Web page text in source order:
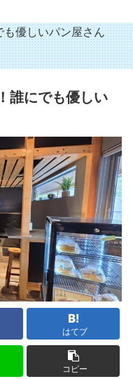
優しいパン屋さん
誰にでも優しい
はてブ
コピー